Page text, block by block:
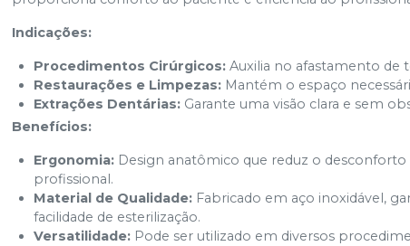
Indicações:
Procedimentos Cirúrgicos: Auxilia no afastamento de
Restaurações e Limpezas: Mantém o espaço
Extrações Dentárias: Garante uma visão clara e sem
Benefícios:
Ergonomia: Design anatômico que reduz o
profissional.
Material de Qualidade: Fabricado em aço inoxidável,
facilidade de esterilização.
Versatilidade: Pode ser utilizado em diversos